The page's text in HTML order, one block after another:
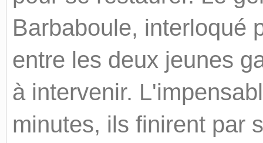
Barbaboule, interloqué
entre les deux jeunes
à intervenir.
minutes, ils finirent par